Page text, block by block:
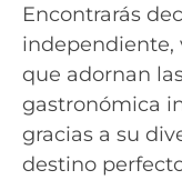
Encontrarás
independiente,
que adornan
gastronómica
gracias a su
destino